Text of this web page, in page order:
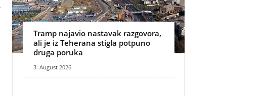
Tramp najavio nastavak razgovora,
ali je iz Teherana stigla potpuno
druga poruka
3. August 2026.